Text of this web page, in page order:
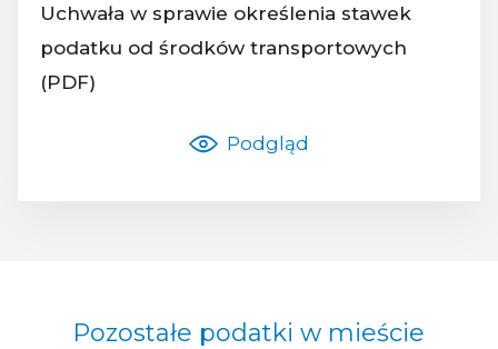
Nazwa dokumentu:
Uchwała w sprawie określenia stawek
podatku od środków transportowych
(PDF)
Podgląd
Pozostałe podatki w mieście